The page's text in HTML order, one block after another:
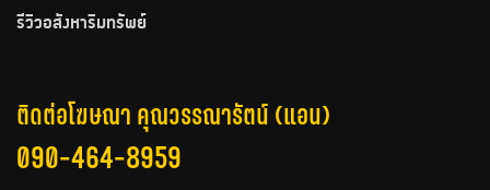
รีวิวอสังหาริมทรัพย์
ติดต่อโฆษณา คุณวรรณารัตน์ (แอน)
090-464-8959